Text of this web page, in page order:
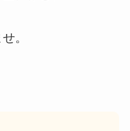
。